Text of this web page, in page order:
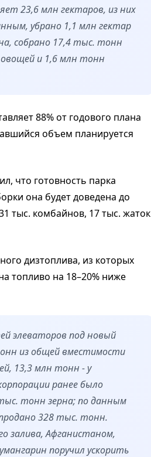
23,6 млн гектаров, из них
убрано 1,1 млн гектар
собрано 17,4 тыс. тонн
и 1,6 млн тонн
88% от годового плана
объем планируется
что готовность парка
она будет доведена до
тыс. комбайнов, 17 тыс. жаток
дизтоплива, из которых
топливо на 18–20% ниже
элеваторов под новый
из общей вместимости
13,3 млн тонн - у
ранее было
тонн зерна; по данным
328 тыс. тонн.
залива, Афганистаном,
поручил ускорить